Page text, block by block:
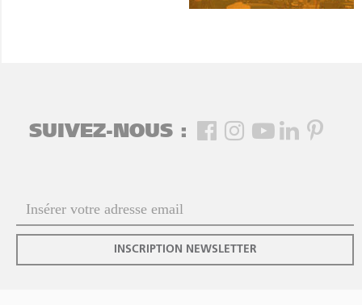
SUIVEZ-NOUS :
INSCRIPTION NEWSLETTER